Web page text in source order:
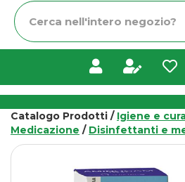
Cerca
Prodotto
Catalogo Prodotti / Igiene e
Medicazione / Disinfettanti e